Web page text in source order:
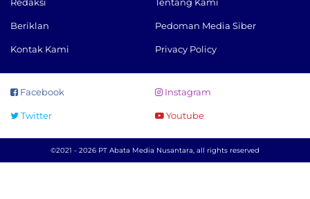
Redaksi Tentang Kami
Beriklan Pedoman Media Siber
Kontak Kami Privacy Policy
Facebook Instagram
Twitter Youtube
©2021 - 2026 PT Abata Media Nusantara, all rights reserved